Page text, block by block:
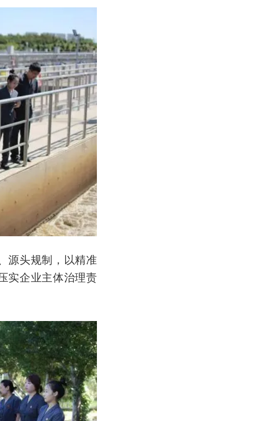
源头规制，以精准
实企业主体治理责